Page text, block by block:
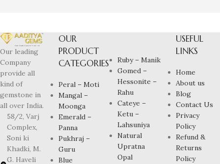
Our leading
Company
provide all
kind of
gemstone in
all over India.
58/2, Varj
Complex,
Soni ki
Khadki, M.
G. Haveli
OUR
PRODUCT
CATEGORIES
Peral – Moti
Mangal –
Moonga
Emerald –
Panna
Pukhraj –
Guru
Blue
Ruby – Manik
Gomed –
Hessonite –
Rahu
Cateye –
Ketu –
Lahsuniya
Natural
Upratna
Opal
USEFUL
LINKS
Home
About us
Blog
Contact Us
Privacy
Policy
Refund &
Returns
Policy